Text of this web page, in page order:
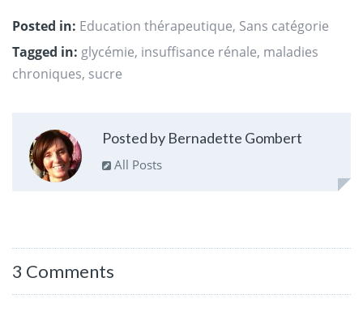
Posted in: Education thérapeutique, Sans catégorie
Tagged in: glycémie, insuffisance rénale, maladies
chroniques, sucre
Posted by Bernadette Gombert
All Posts
3 Comments